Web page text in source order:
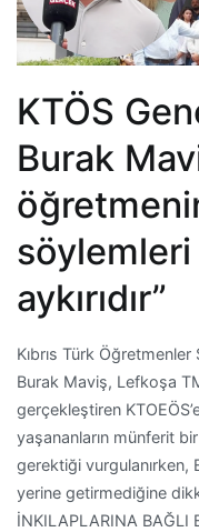
KTÖS
Burak
söylemleri
aykırıdır”
Kıbrıs Türk
Burak Maviş, Lefkoşa
gerçekleştiren
yaşananların münferit
gerektiği vurgulanırken,
yerine getirmediğine
İNKILAPLARINA BAĞLI